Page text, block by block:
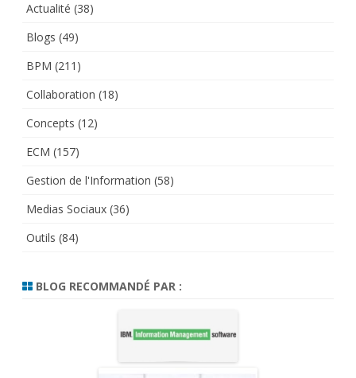
Actualité (38)
Blogs (49)
BPM (211)
Collaboration (18)
Concepts (12)
ECM (157)
Gestion de l'Information (58)
Medias Sociaux (36)
Outils (84)
BLOG RECOMMANDÉ PAR :